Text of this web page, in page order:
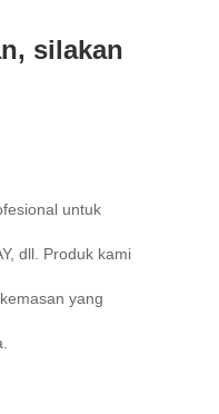
silakan
untuk
dll. Produk kami
yang